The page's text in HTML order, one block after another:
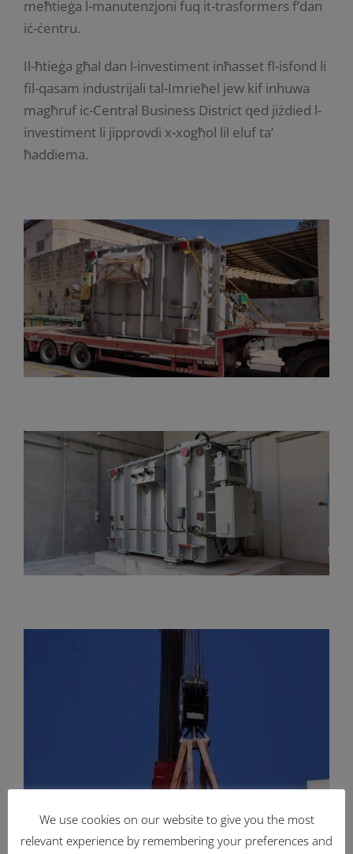
meħtieġa l-manutenzjoni fuq it-trasformers f’dan
iċ-ċentru.
Il-ħtieġa għal dan l-investiment inħasset fl-isfond li
fil-qasam industrijali tal-Imrieħel jew kif inhuwa
magħruf ic-Central Business District qed jiżdied l-
investiment li jipprovdi x-xogħol lil eluf ta’
ħaddiema.
We use cookies on our website to give you the most
relevant experience by remembering your preferences and